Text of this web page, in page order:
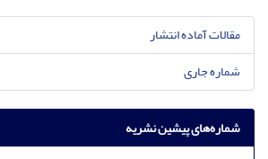
مقالات آماده انتشار
شماره جاری
شماره‌های پیشین نشریه